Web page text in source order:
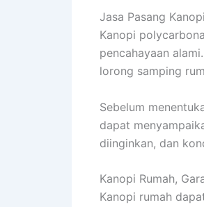
Jasa Pasang
Kanopi
pencahayaan
lorong samping
Sebelum
dapat
diinginkan, dan
Kanopi Rumah,
Kanopi rumah